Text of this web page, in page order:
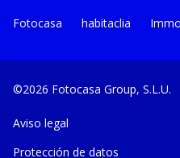
Fotocasa habitaclia
©2026 Fotocasa Group, S.L.U.
Aviso legal
Protección de datos